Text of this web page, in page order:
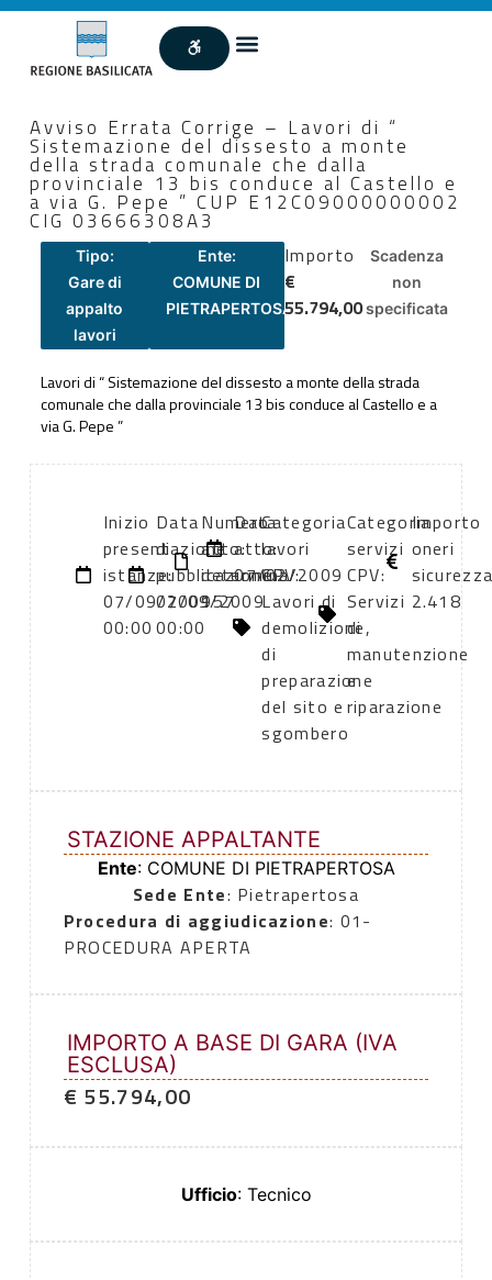
Avviso Errata Corrige – Lavori di “
Sistemazione del dissesto a monte
della strada comunale che dalla
provinciale 13 bis conduce al Castello e
a via G. Pepe ” CUP E12C09000000002
CIG 03666308A3
Tipo:
Gare di
appalto
lavori
Ente:
COMUNE DI
PIETRAPERTOSA
Importo
€
55.794,00
Scadenza
non
specificata
Lavori di “ Sistemazione del dissesto a monte della strada
comunale che dalla provinciale 13 bis conduce al Castello e a
via G. Pepe ”
Inizio
presentazione
istanze:
07/09/2009
00:00
Data
di
pubblicazione:
07/09/2009
00:00
Numero
atto:
determina
157
Data
atto:
07/02/2009
Categoria
lavori
CPV:
Lavori di
demolizione,
di
preparazione
del sito e
sgombero
Categoria
servizi
CPV:
Servizi
di
manutenzione
e
riparazione
Importo
oneri
2.418
STAZIONE APPALTANTE
Ente: COMUNE DI PIETRAPERTOSA
Sede Ente: Pietrapertosa
Procedura di aggiudicazione: 01-
PROCEDURA APERTA
IMPORTO A BASE DI GARA (IVA
ESCLUSA)
€ 55.794,00
Ufficio: Tecnico